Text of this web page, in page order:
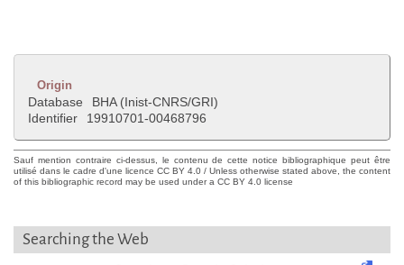
Origin
Database
BHA (Inist-CNRS/GRI)
Identifier
19910701-00468796
Sauf mention contraire ci-dessus, le contenu de cette notice bibliographique peut être
utilisé dans le cadre d'une licence CC BY 4.0 / Unless otherwise stated above, the content
of this bibliographic record may be used under a CC BY 4.0 license
Searching the Web